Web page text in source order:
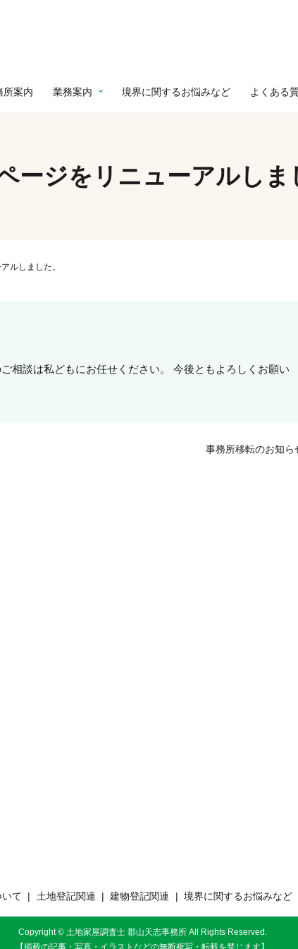
所案内 業務案内 境界に関するお悩みなど よくある
ージをリニューアルしま
ルしました。
相談は私どもにお任せください。 今後ともよろしくお願い
事務所移転のお知ら
て 土地登記関連 建物登記関連 境界に関するお悩みなど
Copyright © 土地家屋調査士 郡山天志事務所 All Rights Reserved.
【掲載の記事・写真・イラストなどの無断複写・転載を禁じます】